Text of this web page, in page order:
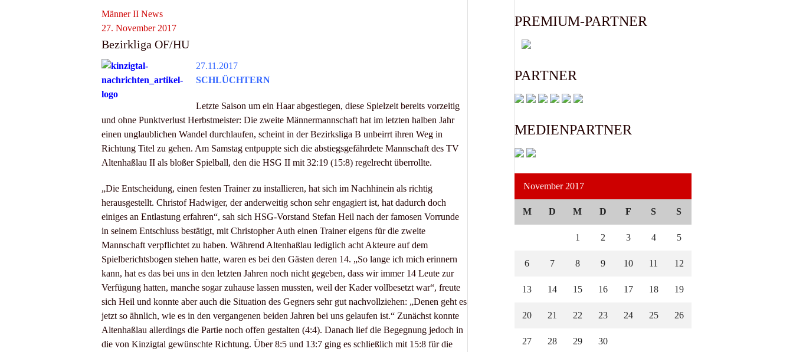
Männer II News
27. November 2017
Bezirkliga OF/HU
27.11.2017
SCHLÜCHTERN
Letzte Saison um ein Haar abgestiegen, diese Spielzeit bereits vorzeitig
und ohne Punktverlust Herbstmeister: Die zweite Männermannschaft hat im letzten halben Jahr
einen unglaublichen Wandel durchlaufen, scheint in der Bezirksliga B unbeirrt ihren Weg in
Richtung Titel zu gehen. Am Samstag entpuppte sich die abstiegsgefährdete Mannschaft des TV
Altenhaßlau II als bloßer Spielball, den die HSG II mit 32:19 (15:8) regelrecht überrollte.
„Die Entscheidung, einen festen Trainer zu installieren, hat sich im Nachhinein als richtig
herausgestellt. Christof Hadwiger, der anderweitig schon sehr engagiert ist, hat dadurch doch
einiges an Entlastung erfahren“, sah sich HSG-Vorstand Stefan Heil nach der famosen Vorrunde
in seinem Entschluss bestätigt, mit Christopher Auth einen Trainer eigens für die zweite
Mannschaft verpflichtet zu haben. Während Altenhaßlau lediglich acht Akteure auf dem
Spielberichtsbogen stehen hatte, waren es bei den Gästen deren 14. „So lange ich mich erinnern
kann, hat es das bei uns in den letzten Jahren noch nicht gegeben, dass wir immer 14 Leute zur
Verfügung hatten, manche sogar zuhause lassen mussten, weil der Kader vollbesetzt war“, freute
sich Heil und konnte aber auch die Situation des Gegners sehr gut nachvollziehen: „Denen geht es
jetzt so ähnlich, wie es in den vergangenen beiden Jahren bei uns gelaufen ist.“ Zunächst konnte
Altenhaßlau allerdings die Partie noch offen gestalten (4:4). Danach lief die Begegnung jedoch in
die von Kinzigtal gewünschte Richtung. Über 8:5 und 13:7 ging es schließlich mit 15:8 für die
PREMIUM-PARTNER
PARTNER
MEDIENPARTNER
November 2017
M D M D F S S
1 2 3 4 5
6 7 8 9 10 11 12
13 14 15 16 17 18 19
20 21 22 23 24 25 26
27 28 29 30